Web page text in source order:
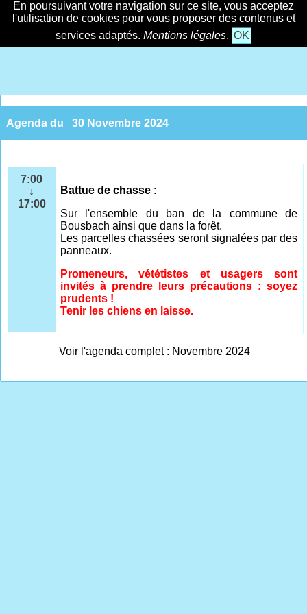
En poursuivant votre navigation sur ce site, vous acceptez
l'utilisation de cookies pour vous proposer des contenus et
services adaptés. Mentions légales. OK
Agenda du 30 Novembre 2024
7:00
↓
17:00
Battue de chasse :
Sur l'ensemble
du ban de la commune de
Bousbach ainsi que dans la forêt.
Les parcelles chassées seront signalées par des
panneaux.
Promeneurs, vététistes et usagers sont
invités à prendre leurs précautions : soyez
prudents !
Tenir les chiens en laisse.
Voir l'agenda complet : Novembre 2024